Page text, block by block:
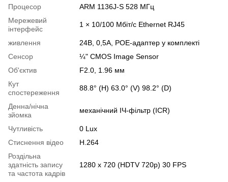
Процесор
ARM 1136J-S 528 МГц
Мережевий
інтерфейс
1 × 10/100 Мбіт/с Ethernet RJ45
живлення
24В, 0,5А, POE-адаптер у комплекті
Сенсор
¼" CMOS Image Sensor
Об'єктив
F2.0, 1.96 мм
Кут
спостереження
88.8° (H) 63.0° (V) 98.2° (D)
Денна/нічна
зйомка
механічний ІЧ-фільтр (ICR)
Чутливість
0 Lux
Стиснення відео
H.264
Роздільна
здатність запису
та частота кадрів
1280 x 720 (HDTV 720p) 30 FPS